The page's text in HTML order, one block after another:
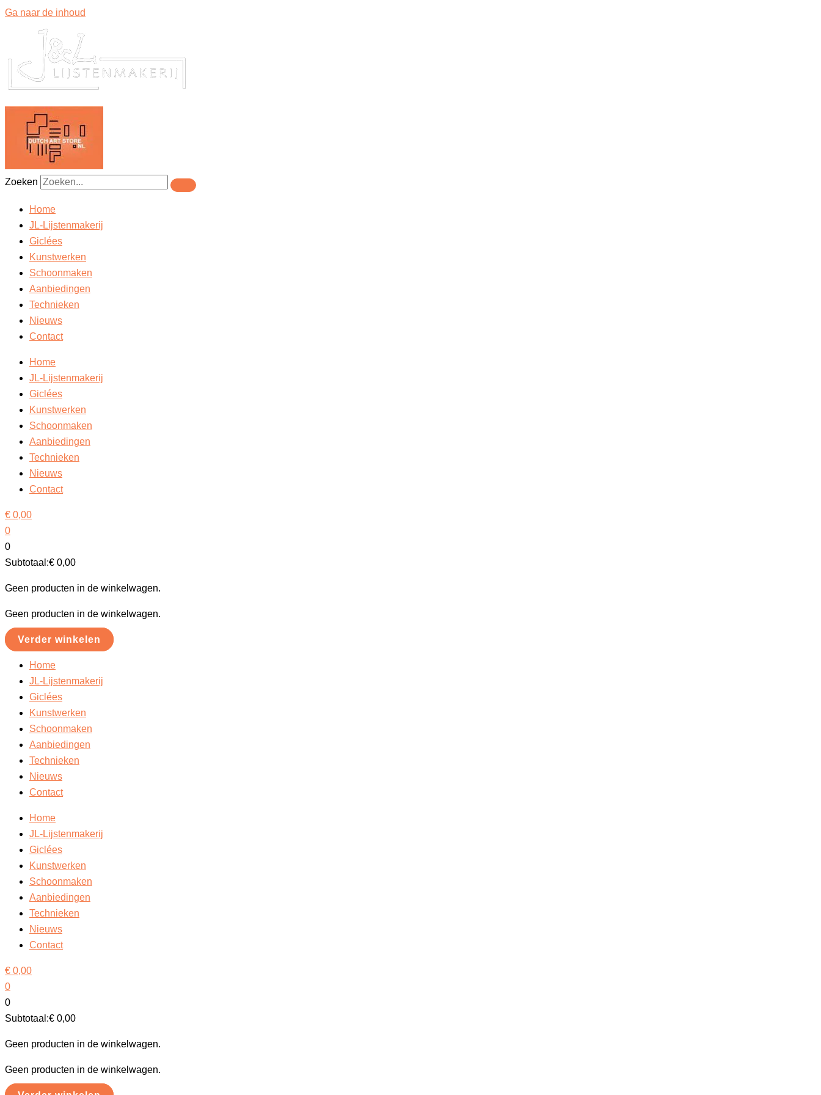
Ga naar de inhoud
Zoeken
Home
JL-Lijstenmakerij
Giclées
Kunstwerken
Schoonmaken
Aanbiedingen
Technieken
Nieuws
Contact
Home
JL-Lijstenmakerij
Giclées
Kunstwerken
Schoonmaken
Aanbiedingen
Technieken
Nieuws
Contact
€ 0,00
0
0
Subtotaal:€ 0,00
Geen producten in de winkelwagen.
Geen producten in de winkelwagen.
Verder winkelen
Home
JL-Lijstenmakerij
Giclées
Kunstwerken
Schoonmaken
Aanbiedingen
Technieken
Nieuws
Contact
Home
JL-Lijstenmakerij
Giclées
Kunstwerken
Schoonmaken
Aanbiedingen
Technieken
Nieuws
Contact
€ 0,00
0
0
Subtotaal:€ 0,00
Geen producten in de winkelwagen.
Geen producten in de winkelwagen.